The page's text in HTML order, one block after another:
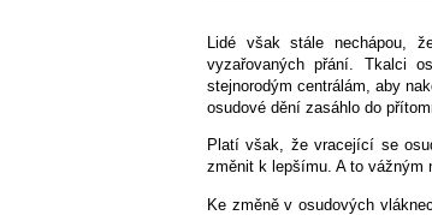
Lidé však stále nechápou,
vyzařovaných přání. Tkalci
stejnorodým centrálám, aby
osudové dění zasáhlo do
Platí však, že vracející se
změnit k lepšímu. A to vážným
Ke změně v osudových